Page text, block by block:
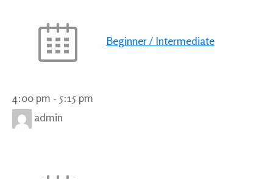
Beginner / Intermediate
4:00 pm - 5:15 pm
admin